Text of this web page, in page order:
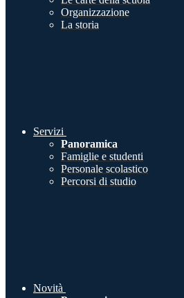
Organizzazione
La storia
Servizi
Panoramica
Famiglie e studenti
Personale scolastico
Percorsi di studio
Novità